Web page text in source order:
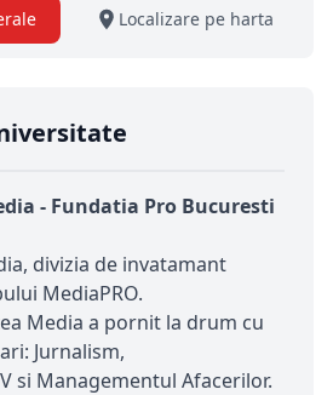
Localizare pe harta
- Fundatia Pro Bucuresti
divizia de invatamant
MediaPRO.
Media a pornit la drum cu
Jurnalism,
si Managementul Afacerilor.